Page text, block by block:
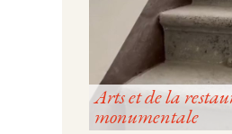
Arts et de la
monumentale